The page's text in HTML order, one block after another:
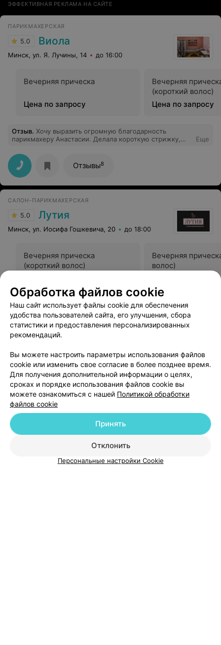
ЭФФЕКТИВНАЯ РЕКЛАМА НА САЙТЕ
ПАРИКМАХЕРСКАЯ
5.0 Виола
Минск, ул. Я. Лучины, 14 до 16:00
Вечерняя прическа
Цена по запросу
Вечерняя
(короткий волос)
Цена по запросу
Отзыв. Хочу выразить огpомную благодарность
парикмахеру Анастасии. Делала короткую стрижку,
знакомым и коллегам моя стрижка очень понравилась.
Спасибо огромное Анастасии, профессионалу своего
дела и просто очень доброжелалательному человеку!!!
Еще
Отзывы8
САЛОН-ПАРИКМАХЕРСКАЯ
5.0 Лутия
Минск, ул. Иосифа Гошкевича, 20 до 18:00
Вечерняя прическа
(короткий волос)
Вечерняя
волос)
Отзыв. Хорошее обслуживание , уютная атмосфера .
Хожу постоянно в солярий. Теперь стала и на маникюр
туда ходить . Всем очень довольна. Рекомендую
Добавить компанию
Обработка файлов cookie
Наш сайт использует файлы cookie для обеспечения
удобства пользователей сайта, его улучшения, сбора
статистики и предоставления персонализированных
рекомендаций.
Вы можете настроить параметры использования файлов
cookie или изменить свое согласие в более позднее время.
Для получения дополнительной информации о целях,
сроках и порядке использования файлов cookie вы
можете ознакомиться с нашей Политикой обработки
файлов cookie
Отклонить
Принять
Персональные настройки Cookie